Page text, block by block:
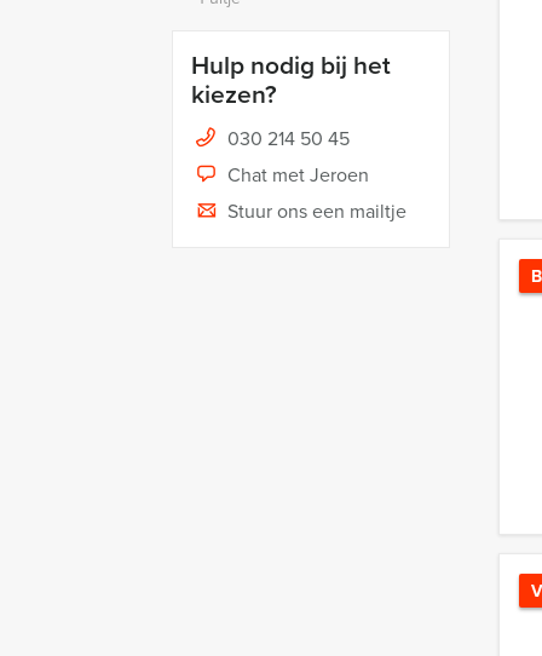
Hulp nodig bij het
kiezen?
030 214 50 45
Chat met Jeroen
Stuur ons een mailtje